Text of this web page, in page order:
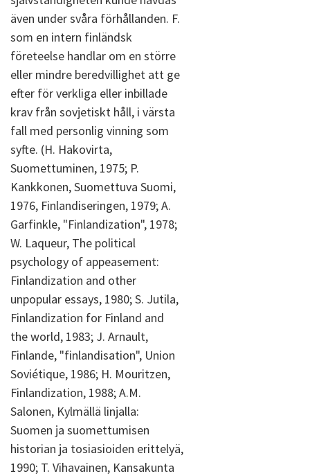
även under svåra förhållanden. F.
som en intern finländsk
företeelse handlar om en större
eller mindre beredvillighet att ge
efter för verkliga eller inbillade
krav från sovjetiskt håll, i värsta
fall med personlig vinning som
syfte. (H. Hakovirta,
Suomettuminen, 1975; P.
Kankkonen, Suomettuva Suomi,
1976, Finlandiseringen, 1979; A.
Garfinkle, "Finlandization", 1978;
W. Laqueur, The political
psychology of appeasement:
Finlandization and other
unpopular essays, 1980; S. Jutila,
Finlandization for Finland and
the world, 1983; J. Arnault,
Finlande, "finlandisation", Union
Soviétique, 1986; H. Mouritzen,
Finlandization, 1988; A.M.
Salonen, Kylmällä linjalla:
Suomen ja suomettumisen
historian ja tosiasioiden erittelyä,
1990; T. Vihavainen, Kansakunta